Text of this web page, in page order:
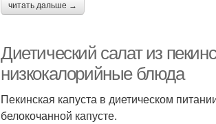
читать дальше →
Диетический салат из
низкокалорийные блюда
Пекинская капуста в диетическом
белокочанной капусте.